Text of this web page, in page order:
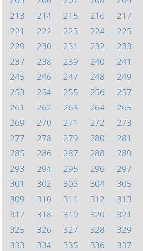
213
214 215 216 217
221
222 223 224 225
229
230 231 232 233
237
238 239 240 241
245
246 247 248 249
253
254 255 256 257
261
262 263 264 265
269
270 271 272 273
277
278 279 280 281
285
286 287 288 289
293
294 295 296 297
301
302 303 304 305
309
310 311 312 313
317
318 319 320 321
325
326 327 328 329
333
334 335 336 337